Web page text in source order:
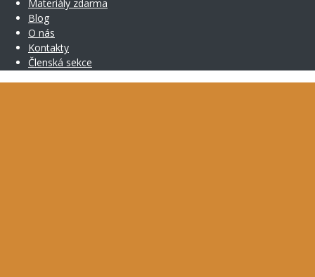
Materiály zdarma
Blog
O nás
Kontakty
Členská sekce